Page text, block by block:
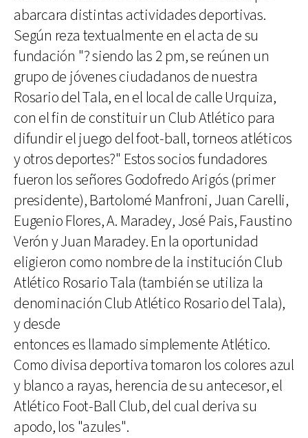
abarcara distintas actividades deportivas.
Según reza textualmente en el acta de su
fundación "? siendo las 2 pm, se reúnen un
grupo de jóvenes ciudadanos de nuestra
Rosario del Tala, en el local de calle Urquiza,
con el fin de constituir un Club Atlético para
difundir el juego del foot-ball, torneos atléticos
y otros deportes?" Estos socios fundadores
fueron los señores Godofredo Arigós (primer
presidente), Bartolomé Manfroni, Juan Carelli,
Eugenio Flores, A. Maradey, José Pais, Faustino
Verón y Juan Maradey. En la oportunidad
eligieron como nombre de la institución Club
Atlético Rosario Tala (también se utiliza la
denominación Club Atlético Rosario del Tala),
y desde
entonces es llamado simplemente Atlético.
Como divisa deportiva tomaron los colores azul
y blanco a rayas, herencia de su antecesor, el
Atlético Foot-Ball Club, del cual deriva su
apodo, los "azules".